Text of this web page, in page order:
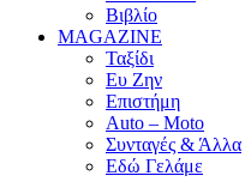
Βιβλίο
MAGAZINE
Ταξίδι
Ευ Ζην
Επιστήμη
Auto – Moto
Συνταγές & Άλλα
Εδώ Γελάμε